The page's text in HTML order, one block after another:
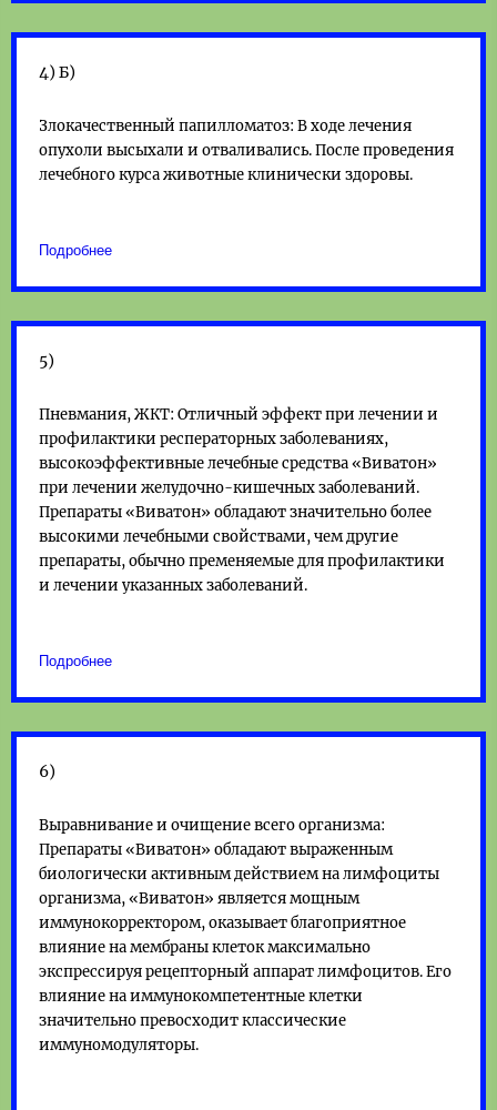
4) Б)
Злокачественный папилломатоз: В ходе лечения
опухоли высыхали и отваливались. После проведения
лечебного курса животные клинически здоровы.
Подробнее
5)
Пневмания, ЖКТ: Отличный эффект при лечении и
профилактики респераторных заболеваниях,
высокоэффективные лечебные средства «Виватон»
при лечении желудочно-кишечных заболеваний.
Препараты «Виватон» обладают значительно более
высокими лечебными свойствами, чем другие
препараты, обычно пременяемые для профилактики
и лечении указанных заболеваний.
Подробнее
6)
Выравнивание и очищение всего организма:
Препараты «Виватон» обладают выраженным
биологически активным действием на лимфоциты
организма, «Виватон» является мощным
иммунокорректором, оказывает благоприятное
влияние на мембраны клеток максимально
экспрессируя рецепторный аппарат лимфоцитов. Его
влияние на иммунокомпетентные клетки
значительно превосходит классические
иммуномодуляторы.